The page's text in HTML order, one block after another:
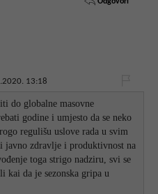
13:18
do globalne masovne
godine i umjesto da se neko
regulišu uslove rada u svim
javno zdravlje i produktivnost na
toga strigo nadziru, svi se
kai da je sezonska gripa u